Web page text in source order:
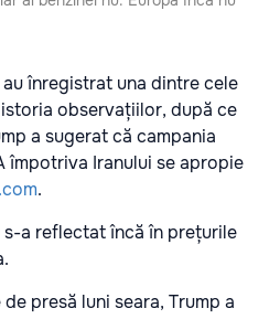
înregistrat una dintre cele
observațiilor, după ce
a sugerat că campania
împotriva Iranului se apropie
.
s-a reflectat încă în prețurile
presă luni seara, Trump a